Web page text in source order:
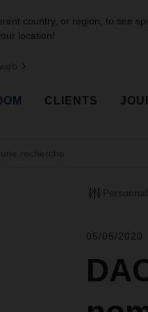
country, or region, to see
location!
CLIENTS
05/05/2020